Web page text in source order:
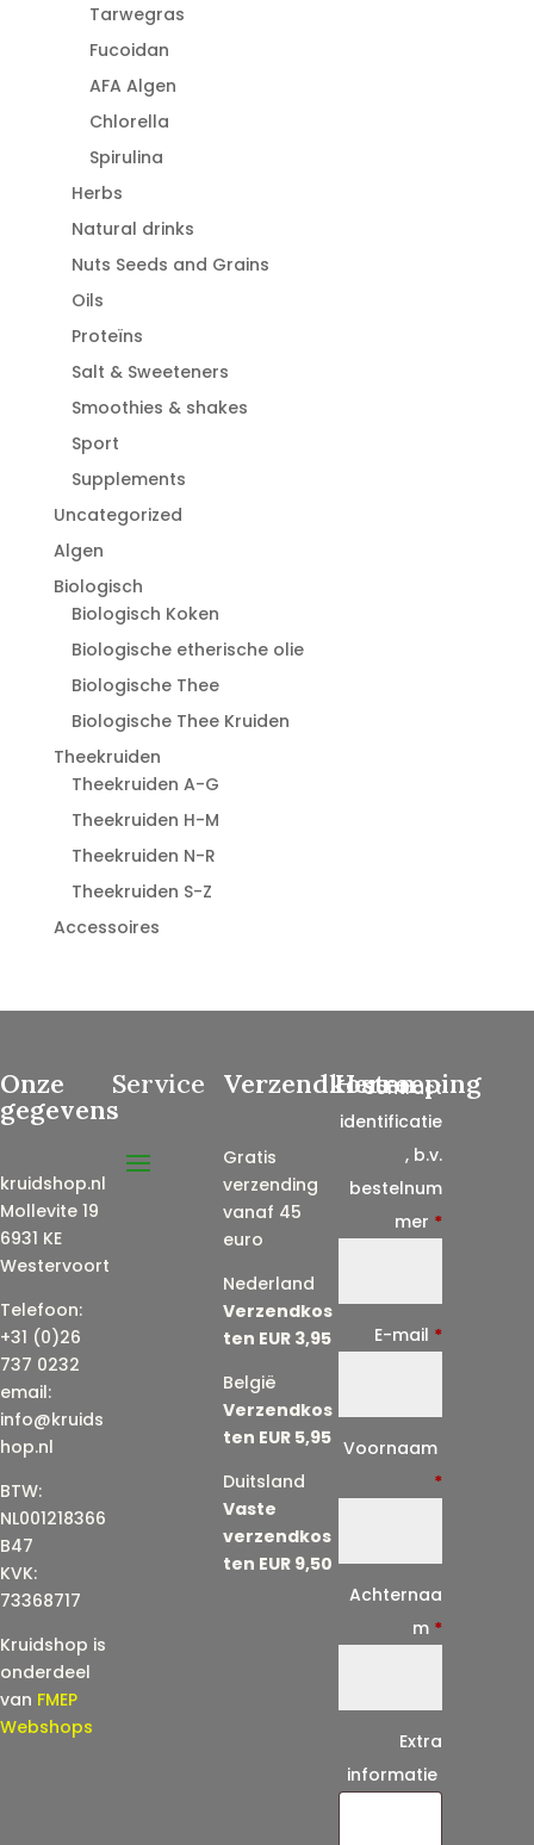
Tarwegras
Fucoidan
AFA Algen
Chlorella
Spirulina
Herbs
Natural drinks
Nuts Seeds and Grains
Oils
Proteïns
Salt & Sweeteners
Smoothies & shakes
Sport
Supplements
Uncategorized
Algen
Biologisch
Biologisch Koken
Biologische etherische olie
Biologische Thee
Biologische Thee Kruiden
Theekruiden
Theekruiden A-G
Theekruiden H-M
Theekruiden N-R
Theekruiden S-Z
Accessoires
Onze
gegevens
kruidshop.nl
Mollevite 19
6931 KE
Westervoort
Telefoon:
+31 (0)26
737 0232
email:
info@kruids
hop.nl
BTW:
NL001218366
B47
KVK:
73368717
Kruidshop is
onderdeel
van FMEP
Webshops
Service Verzendkosten
Gratis
verzending
vanaf 45
euro
Nederland
Verzendkos
ten EUR 3,95
België
Verzendkos
ten EUR 5,95
Duitsland
Vaste
verzendkos
ten EUR 9,50
Herroeping
Contract
identificatie
, b.v.
bestelnum
mer *
E-mail *
Voornaam
*
Achternaa
m *
Extra
informatie